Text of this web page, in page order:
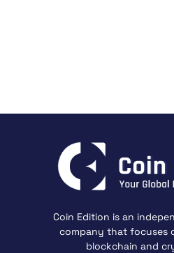
Coin Edition is an
company that focuses
blockchain and